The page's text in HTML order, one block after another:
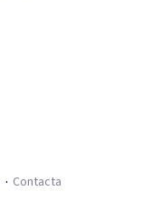
Contacta